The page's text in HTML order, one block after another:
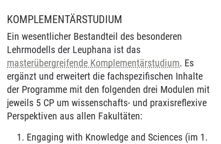
KOMPLEMENTÄRSTUDIUM
Ein wesentlicher Bestandteil des besonderen
Lehrmodells der Leuphana ist das
masterübergreifende Komplementärstudium. Es
ergänzt und erweitert die fachspezifischen Inhalte
der Programme mit den folgenden drei Modulen mit
jeweils 5 CP um wissenschafts- und praxisreflexive
Perspektiven aus allen Fakultäten:
Engaging with Knowledge and Sciences (im 1.